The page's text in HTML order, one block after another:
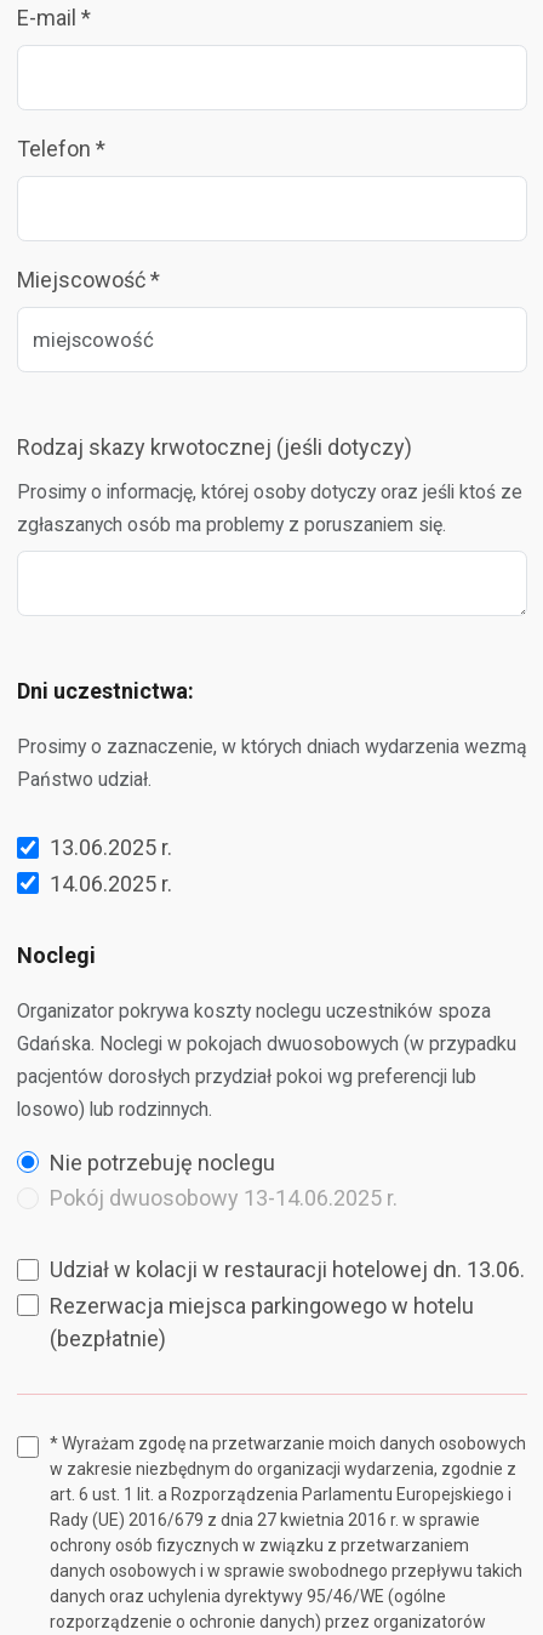
E-mail *
Telefon *
Miejscowość *
Rodzaj skazy krwotocznej (jeśli dotyczy)
Prosimy o informację, której osoby dotyczy oraz jeśli ktoś ze
zgłaszanych osób ma problemy z poruszaniem się.
Dni uczestnictwa:
Prosimy o zaznaczenie, w których dniach wydarzenia wezmą
Państwo udział.
13.06.2025 r.
14.06.2025 r.
Noclegi
Organizator pokrywa koszty noclegu uczestników spoza
Gdańska. Noclegi w pokojach dwuosobowych (w przypadku
pacjentów dorosłych przydział pokoi wg preferencji lub
losowo) lub rodzinnych.
Nie potrzebuję noclegu
Pokój dwuosobowy 13-14.06.2025 r.
Udział w kolacji w restauracji hotelowej dn. 13.06.
Rezerwacja miejsca parkingowego w hotelu
(bezpłatnie)
* Wyrażam zgodę na przetwarzanie moich danych osobowych
w zakresie niezbędnym do organizacji wydarzenia, zgodnie z
art. 6 ust. 1 lit. a Rozporządzenia Parlamentu Europejskiego i
Rady (UE) 2016/679 z dnia 27 kwietnia 2016 r. w sprawie
ochrony osób fizycznych w związku z przetwarzaniem
danych osobowych i w sprawie swobodnego przepływu takich
danych oraz uchylenia dyrektywy 95/46/WE (ogólne
rozporządzenie o ochronie danych) przez organizatorów